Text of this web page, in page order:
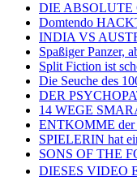
DIE ABSOLUTE
Domtendo
INDIA VS
Spaßiger Panzer,
Split Fiction ist
Die Seuche des
DER
14 WEGE
ENTKOMME
SPIELERIN hat
SONS OF THE
DIESES VIDEO